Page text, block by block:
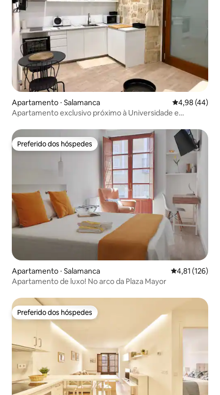
Apartamento ⋅ Salamanca 4,98 de uma
4,98 (44)
Apartamento exclusivo próximo à Universidade e
Preferido dos hóspedes
Preferido dos hóspedes
Apartamento ⋅ Salamanca 4,81 de uma
4,81 (126)
Apartamento de luxo! No arco da Plaza Mayor
Preferido dos hóspedes
Preferido dos hóspedes